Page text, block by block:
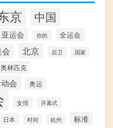
京 中国
亚运会 你的 全运会
北京 后卫 国家
奥林匹克
会 奥运
女排 开幕式
日本 时间 杭州 标准